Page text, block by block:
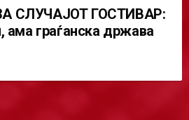
СЛУЧАЈОТ ГОСТИВАР:
ама граѓанска држава